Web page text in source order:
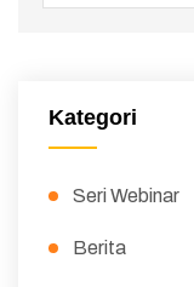
Kategori
Seri Webinar
Berita